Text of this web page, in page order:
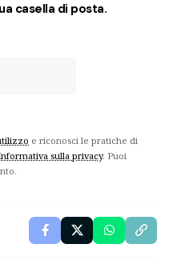
casella di posta.
e riconosci le pratiche di
sulla privacy. Puoi